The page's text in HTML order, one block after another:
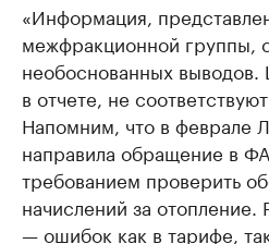
«Информация,
межфракционной группы,
необоснованных
в отчете, не
Напомним, что в феврале
направила обращение в
требованием проверить
начислений за отопление.
— ошибок как в тарифе,